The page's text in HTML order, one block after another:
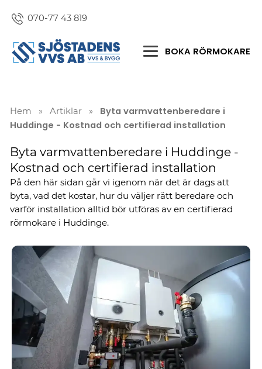
070-77 43 819
BOKA RÖRMOKARE
Hem » Artiklar »
Byta varmvattenberedare i
Huddinge - Kostnad och certifierad installation
Byta varmvattenberedare i Huddinge -
Kostnad och certifierad installation
På den här sidan går vi igenom när det är dags att
byta, vad det kostar, hur du väljer rätt beredare och
varför installation alltid bör utföras av en certifierad
rörmokare i Huddinge.